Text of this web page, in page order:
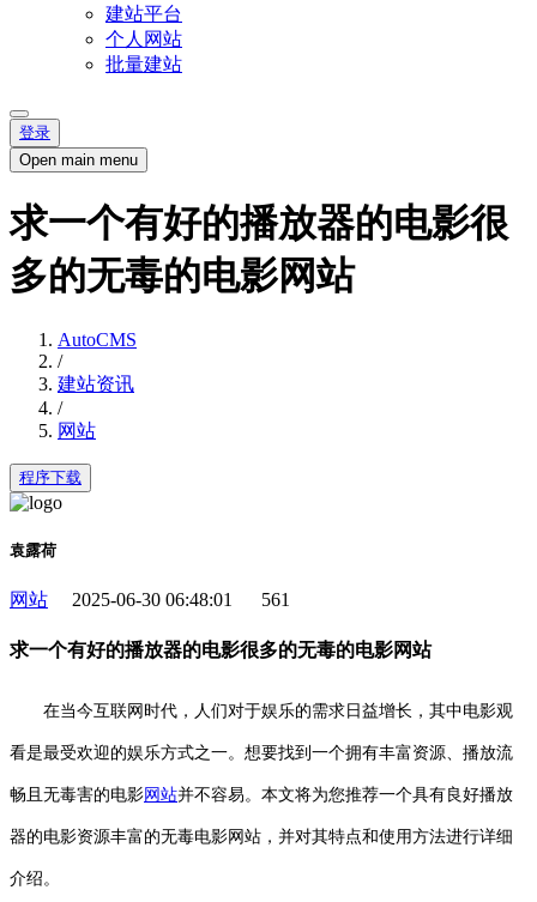
建站平台
个人网站
批量建站
登录
Open main menu
求一个有好的播放器的电影很
多的无毒的电影网站
AutoCMS
/
建站资讯
/
网站
程序下载
袁露荷
网站 2025-06-30 06:48:01 561
求一个有好的播放器的电影很多的无毒的电影网站
在当今互联网时代，人们对于娱乐的需求日益增长，其中电影观
看是最受欢迎的娱乐方式之一。想要找到一个拥有丰富资源、播放流
畅且无毒害的电影网站并不容易。本文将为您推荐一个具有良好播放
器的电影资源丰富的无毒电影网站，并对其特点和使用方法进行详细
介绍。